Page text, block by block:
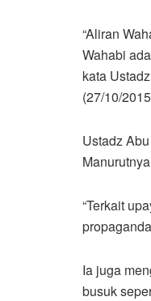
“Aliran
Wahabi
kata
(27/10/
Ustadz
“Terkait
Ia juga
busuk